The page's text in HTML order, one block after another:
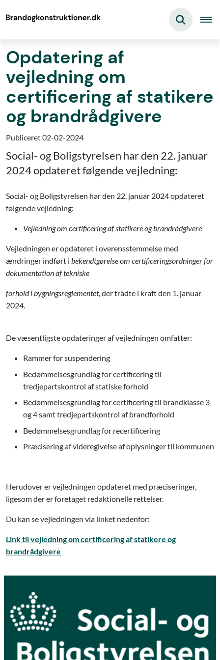
Opdatering af
vejledning om
certificering af statikere
og brandrådgivere
Publiceret 02-02-2024
Social- og Boligstyrelsen har den 22. januar
2024 opdateret følgende vejledning:
Social- og Boligstyrelsen har den 22. januar 2024 opdateret
følgende vejledning:
Vejledning om certificering af statikere og brandrådgivere
Vejledningen er opdateret i overensstemmelse med
ændringer indført i bekendtgørelse om certificeringsordninger for
dokumentation af tekniske
forhold i bygningsreglementet, der trådte i kraft den 1. januar
2024.
De væsentligste opdateringer af vejledningen omfatter:
Rammer for suspendering
Bedømmelsesgrundlag for certificering til
tredjepartskontrol af statiske forhold
Bedømmelsesgrundlag for certificering til brandklasse 3
og 4 samt tredjepartskontrol af brandforhold
Bedømmelsesgrundlag for recertificering
Præcisering af videregivelse af oplysninger til kommunen
Herudover er vejledningen opdateret med præciseringer,
ligesom der er foretaget redaktionelle rettelser.
Du kan se vejledningen via linket nedenfor:
Link til vejledning om certificering af statikere og
brandrådgivere